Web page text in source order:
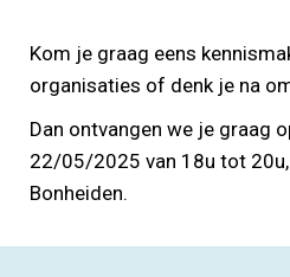
Kom je graag eens
organisaties of denk je na
Dan ontvangen we je graag
22/05/2025 van 18u tot 20u,
Bonheiden.